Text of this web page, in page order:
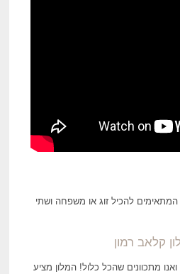
ישנם כ40 חדרים המתאימים להכיל זוג או משפחה ושתי
קלאב רמון
ואנו מתכוונים שהכל כלול! המלון מציע